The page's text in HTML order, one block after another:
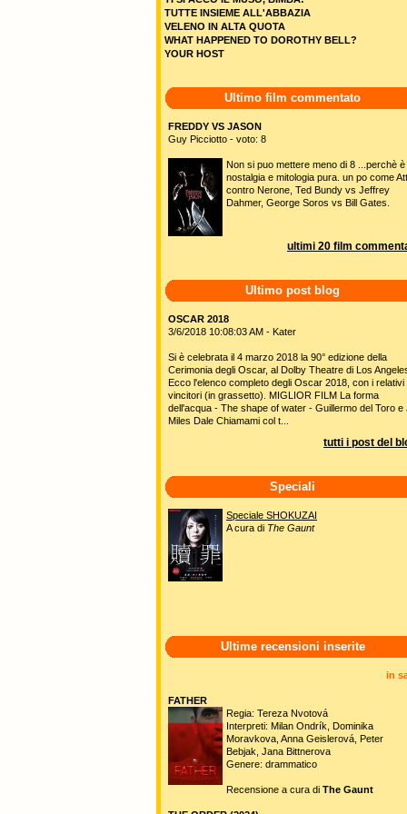
TUTTE INSIEME ALL'ABBAZIA
VELENO IN ALTA QUOTA
WHAT HAPPENED TO DOROTHY BELL?
YOUR HOST
Ultimo film commentato
FREDDY VS JASON
Guy Picciotto - voto: 8
Non si puo mettere meno di 8 ...perchè è
nostalgia e mitologia pura. un po come
contro Nerone, Ted Bundy vs Jeffrey
Dahmer, George Soros vs Bill Gates.
ultimi 20 film
Ultimo post blog
OSCAR 2018
3/6/2018 10:08:03 AM - Kater
Si è celebrata il 4 marzo 2018 la 90° edizione della
Cerimonia degli Oscar, al Dolby Theatre di Los
Ecco l'elenco completo degli Oscar 2018, con i relativi
vincitori (in grassetto). MIGLIOR FILM La forma
dell'acqua - The shape of water - Guillermo del Toro e
Miles Dale Chiamami col t...
tutti i post del
Speciali
Speciale SHOKUZAI
A cura di The Gaunt
Ultime recensioni inserite
in
FATHER
Regia: Tereza Nvotová
Interpreti: Milan Ondrík, Dominika
Moravkova, Anna Geislerová, Peter
Bebjak, Jana Bittnerova
Genere: drammatico
Recensione a cura di The Gaunt